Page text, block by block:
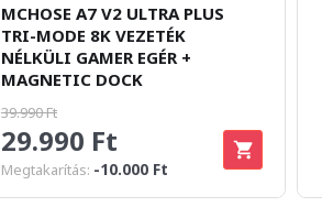
MCHOSE A7 V2 ULTRA PLUS
TRI-MODE 8K VEZETÉK
NÉLKÜLI GAMER EGÉR +
MAGNETIC DOCK
39.990 Ft
29.990 Ft
Megtakarítás: -10.000 Ft